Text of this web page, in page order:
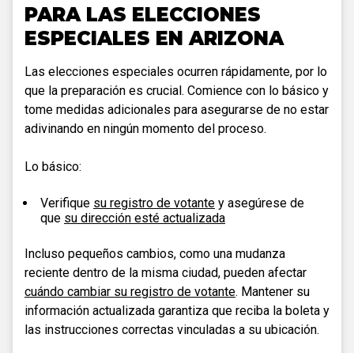
PARA LAS ELECCIONES
ESPECIALES EN ARIZONA
Las elecciones especiales ocurren rápidamente, por lo
que la preparación es crucial. Comience con lo básico y
tome medidas adicionales para asegurarse de no estar
adivinando en ningún momento del proceso.
Lo básico:
Verifique su registro de votante y asegúrese de
que su dirección esté actualizada
Incluso pequeños cambios, como una mudanza
reciente dentro de la misma ciudad, pueden afectar
cuándo cambiar su registro de votante. Mantener su
información actualizada garantiza que reciba la boleta y
las instrucciones correctas vinculadas a su ubicación.